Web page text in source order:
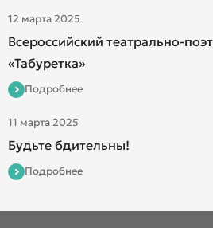
12 марта 2025
Всероссийский театрально-
«Табуретка»
Подробнее
11 марта 2025
Будьте бдительны!
Подробнее